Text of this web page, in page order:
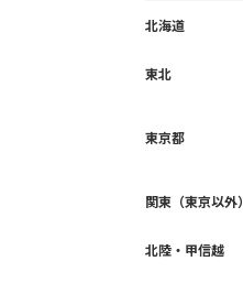
北海道
東北
東京都
関東（東京以外）
北陸・甲信越